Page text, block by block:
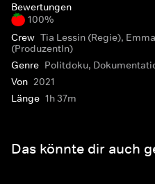
Bewertungen
100%
Crew Tia Lessin (Regie),
(ProduzentIn)
Genre Politdoku,
Von 2021
Länge 1h 37m
Das könnte dir auch